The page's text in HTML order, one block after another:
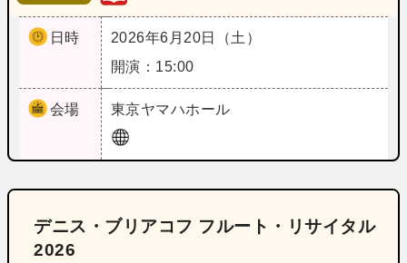
日時
2026年6月20日（土）
開演：15:00
会場 東京ヤマハホール
デニス・ブリアコフ フルート・リサイタル
2026